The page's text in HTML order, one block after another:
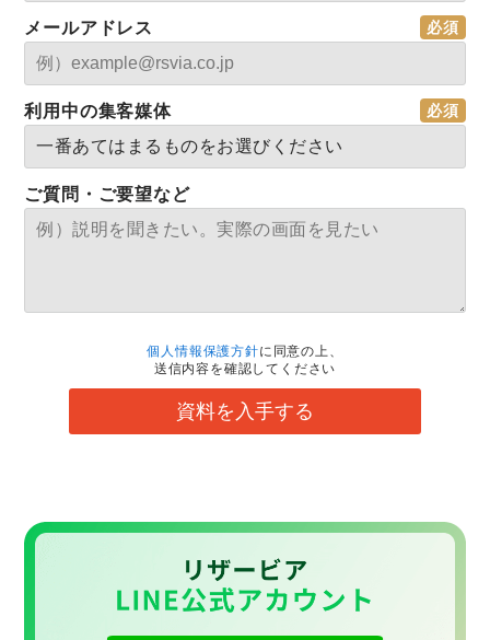
メールアドレス
利用中の集客媒体
ご質問・ご要望など
個人情報保護方針に同意の上、
送信内容を確認してください
資料を入手する